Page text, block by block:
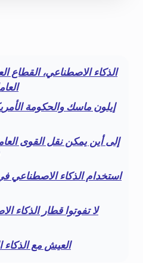
الذكاء الاصطناعي، القطاع
إيلون ماسك والحكومة
إلى أين يمكن نقل القوى
استخدام الذكاء الاصطناعي
لا تفوتوا قطار الذكاء
العيش مع الذكاء